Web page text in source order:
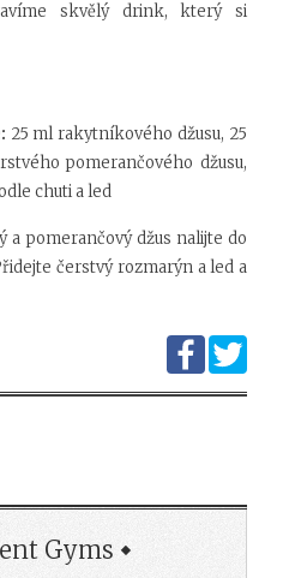
skvělý drink, který si
25 ml rakytníkového džusu, 25
pomerančového džusu,
chuti a led
a pomerančový džus nalijte do
čerstvý rozmarýn a led a
Gyms